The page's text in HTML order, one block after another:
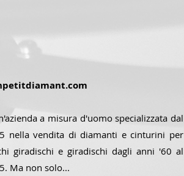
a misura d'uomo specializzata dal
nella vendita di diamanti e cinturini per
giradischi e giradischi dagli anni '60 al
Ma non solo...